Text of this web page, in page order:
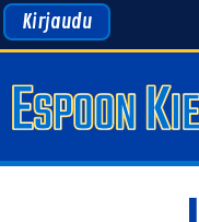
Kirjaudu